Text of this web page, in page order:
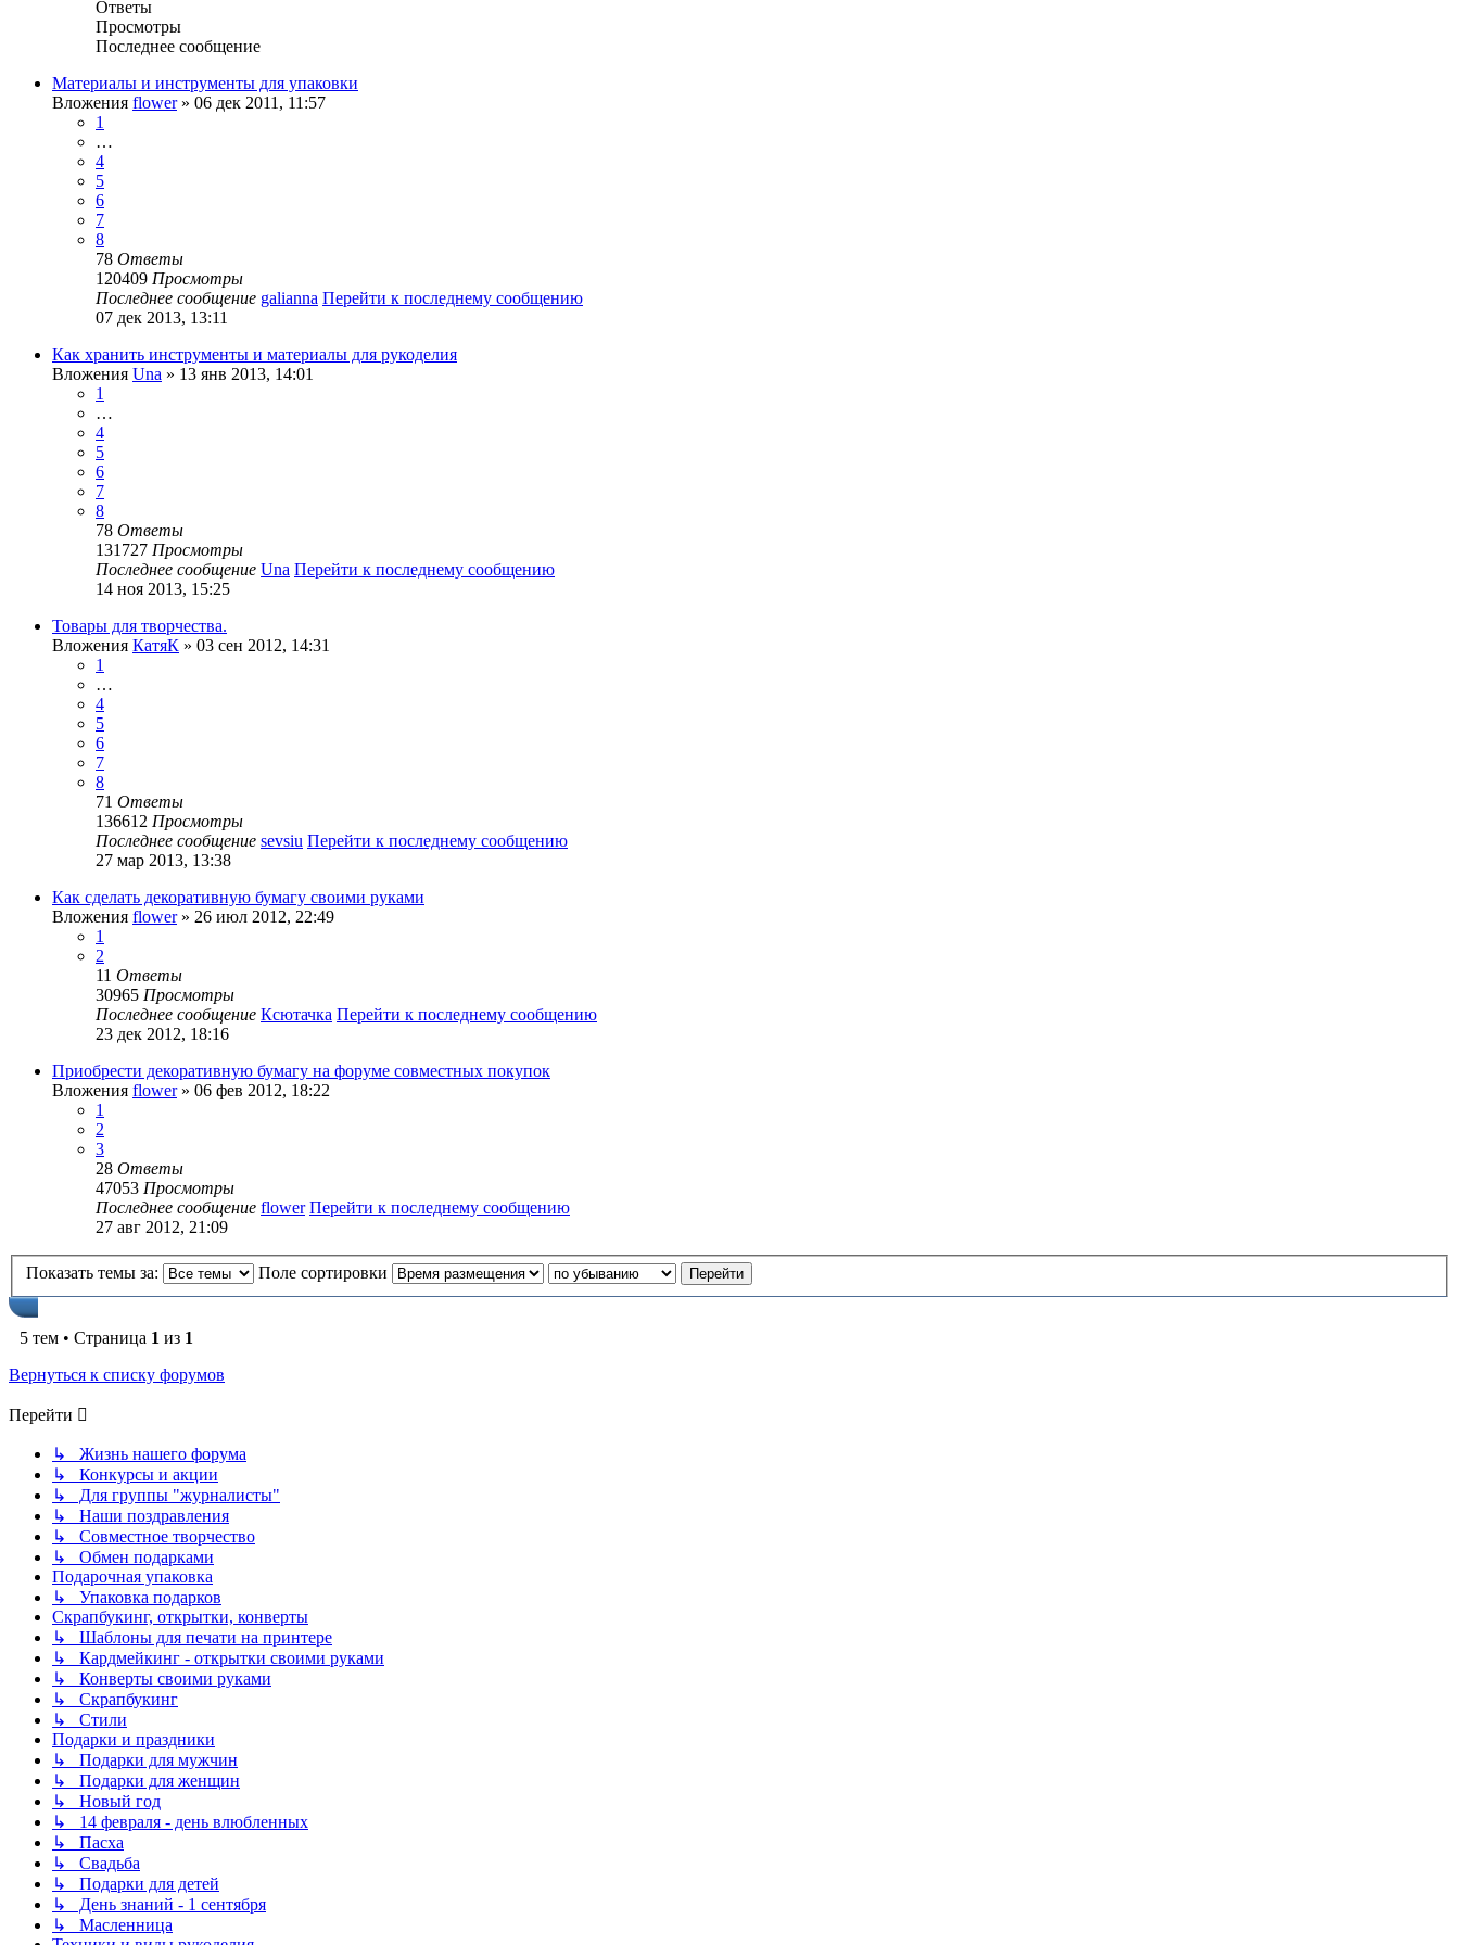
Ответы
Просмотры
Последнее сообщение
Материалы и инструменты для упаковки
Вложения flower» 06 дек 2011, 11:57
1
…
4
5
6
7
8
78 Ответы
120409 Просмотры
Последнее сообщение galianna Перейти к последнему сообщению
07 дек 2013, 13:11
Как хранить инструменты и материалы для рукоделия
Вложения Una » 13 янв 2013, 14:01
1
…
4
5
6
7
8
78 Ответы
131727 Просмотры
Последнее сообщение Una Перейти к последнему сообщению
14 ноя 2013, 15:25
Товары для творчества.
Вложения КатяК » 03 сен 2012, 14:31
1
…
4
5
6
7
8
71 Ответы
136612 Просмотры
Последнее сообщение sevsiu Перейти к последнему сообщению
27 мар 2013, 13:38
Как сделать декоративную бумагу своими руками
Вложения flower» 26 июл 2012, 22:49
1
2
11 Ответы
30965 Просмотры
Последнее сообщение Ксютачка Перейти к последнему сообщению
23 дек 2012, 18:16
Приобрести декоративную бумагу на форуме совместных покупок
Вложения flower» 06 фев 2012, 18:22
1
2
3
28 Ответы
47053 Просмотры
Последнее сообщение flower Перейти к последнему сообщению
27 авг 2012, 21:09
Показать темы за: Поле сортировки
5 тем • Страница 1 из 1
Вернуться к списку форумов
Перейти
↳ Жизнь нашего форума
↳ Конкурсы и акции
↳ Для группы "журналисты"
↳ Наши поздравления
↳ Совместное творчество
↳ Обмен подарками
Подарочная упаковка
↳ Упаковка подарков
Скрапбукинг, открытки, конверты
↳ Шаблоны для печати на принтере
↳ Кардмейкинг - открытки своими руками
↳ Конверты своими руками
↳ Скрапбукинг
↳ Стили
Подарки и праздники
↳ Подарки для мужчин
↳ Подарки для женщин
↳ Новый год
↳ 14 февраля - день влюбленных
↳ Пасха
↳ Свадьба
↳ Подарки для детей
↳ День знаний - 1 сентября
↳ Масленница